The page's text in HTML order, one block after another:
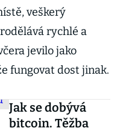
veškerý
rychlé a
jevilo jako
fungovat dost jinak.
Jak se dobývá
bitcoin. Těžba